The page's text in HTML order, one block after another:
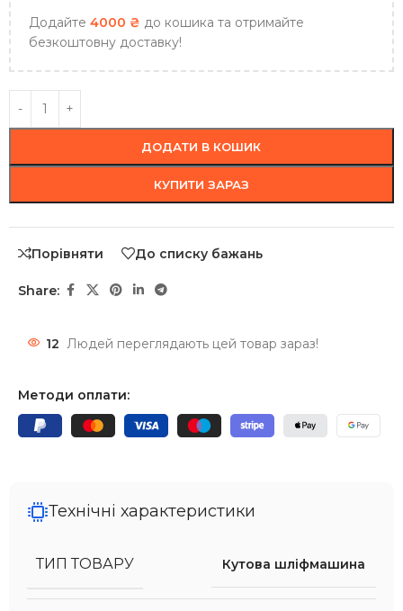
Додайте 4000 ₴ до кошика та отримайте
безкоштовну доставку!
ДОДАТИ В КОШИК
КУПИТИ ЗАРАЗ
Порівняти До списку бажань
Share:
12 Людей переглядають цей товар зараз!
Методи оплати:
Технічні характеристики
ТИП ТОВАРУ Кутова шліфмашина